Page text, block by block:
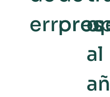
errores
al